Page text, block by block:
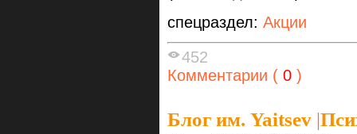
спецраздел: Акции
452
Комментарии ( 0 )
Блог им. Yaitsev |